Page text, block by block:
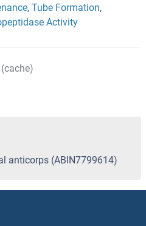
, Tube Formation,
Activity
(cache)
anticorps (ABIN7799614)